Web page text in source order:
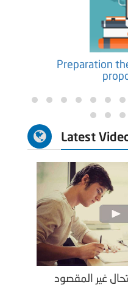
Preparation
Latest
غير المقصود